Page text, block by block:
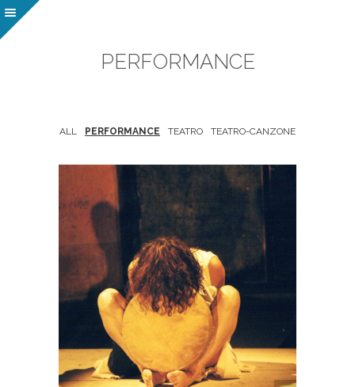
PERFORMANCE
ALL PERFORMANCE TEATRO TEATRO-CANZONE
Voglio un cuore pronto a ogni
cosa
ALL · PERFORMANCE